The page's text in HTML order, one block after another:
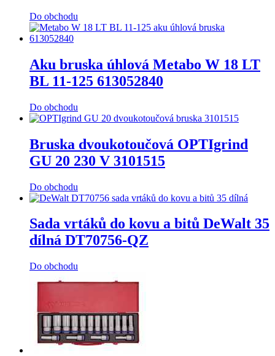
Do obchodu
Aku bruska úhlová Metabo W 18 LT
BL 11-125 613052840
Do obchodu
Bruska dvoukotoučová OPTIgrind
GU 20 230 V 3101515
Do obchodu
Sada vrtáků do kovu a bitů DeWalt 35
dílná DT70756-QZ
Do obchodu